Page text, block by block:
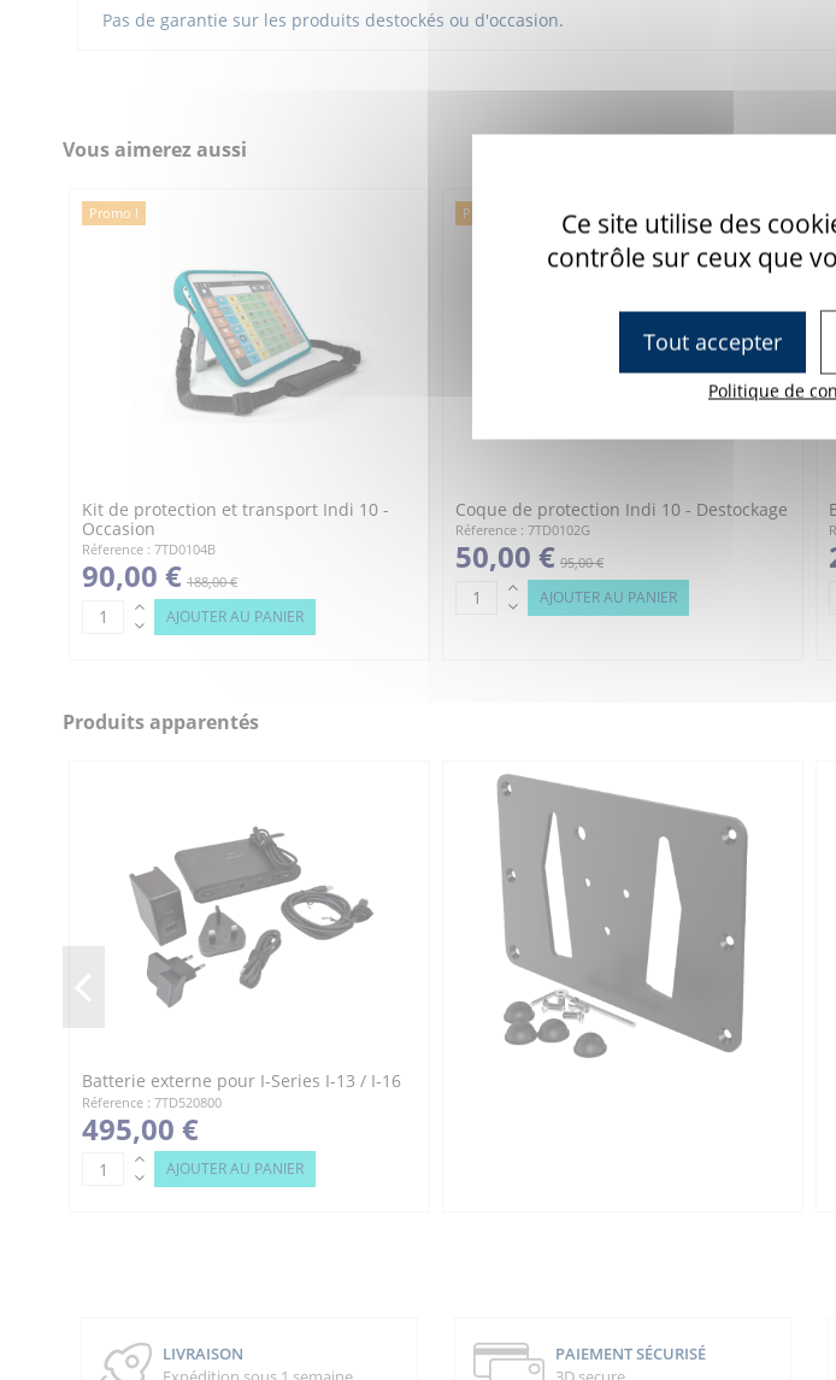
Pas de garantie sur les produits destockés ou d'occasion.
Vous aimerez aussi
Promo !
Kit de protection et transport Indi 10 -
Occasion
Réference : 7TD0104B
90,00 € 188,00 €
AJOUTER AU PANIER
Promo !
Coque de protection Indi 10 - Destockage
Réference : 7TD0102G
50,00 € 95,00 €
AJOUTER AU PANIER
Produits apparentés
Batterie externe pour I-Series I-13 / I-16
Réference : 7TD520800
495,00 €
AJOUTER AU PANIER
LIVRAISON
PAIEMENT SÉCURISÉ
Ce site utilise des
contrôle sur ceux que
Tout accepter
Politique de